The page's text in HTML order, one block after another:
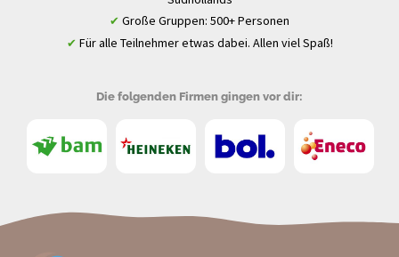
✔ Große Gruppen: 500+ Personen
✔ Für alle Teilnehmer etwas dabei. Allen viel Spaß!
Die folgenden Firmen gingen vor dir: